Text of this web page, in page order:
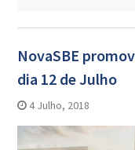
NovaSBE
dia 12 de Julho
4 Julho, 2018